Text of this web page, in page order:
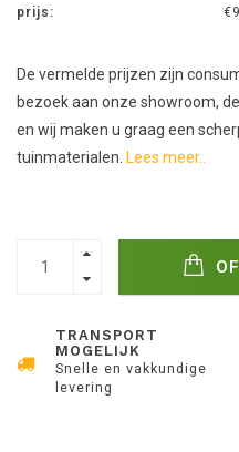
prijs:
De vermelde prijzen zijn
bezoek aan onze showroom,
en wij maken u graag een
tuinmaterialen. Lees meer..
TRANSPORT
MOGELIJK
Snelle en vakkundige
levering